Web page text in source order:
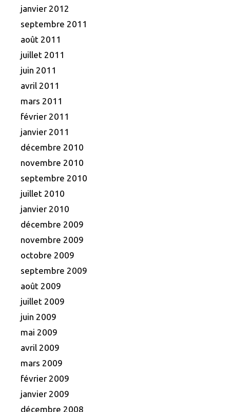
janvier 2012
septembre 2011
août 2011
juillet 2011
juin 2011
avril 2011
mars 2011
février 2011
janvier 2011
décembre 2010
novembre 2010
septembre 2010
juillet 2010
janvier 2010
décembre 2009
novembre 2009
octobre 2009
septembre 2009
août 2009
juillet 2009
juin 2009
mai 2009
avril 2009
mars 2009
février 2009
janvier 2009
décembre 2008